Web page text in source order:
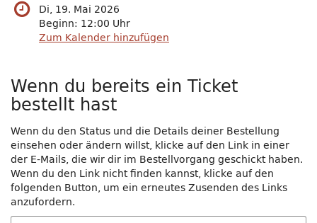
Di, 19. Mai 2026
Beginn: 12:00 Uhr
Zum Kalender hinzufügen
Wenn du bereits ein Ticket
bestellt hast
Wenn du den Status und die Details deiner Bestellung
einsehen oder ändern willst, klicke auf den Link in einer
der E-Mails, die wir dir im Bestellvorgang geschickt haben.
Wenn du den Link nicht finden kannst, klicke auf den
folgenden Button, um ein erneutes Zusenden des Links
anzufordern.